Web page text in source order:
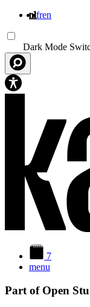
nlfren
Dark Mode
7
menu
Part of Open